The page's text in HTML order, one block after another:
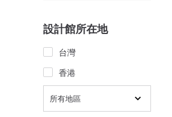
設計館所在地
台灣
香港
所有地區